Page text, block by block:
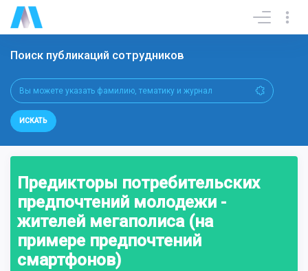
Поиск публикаций сотрудников
ИСКАТЬ
Предикторы потребительских
предпочтений молодежи -
жителей мегаполиса (на
примере предпочтений
смартфонов)